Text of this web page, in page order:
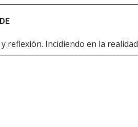
reflexión. Incidiendo en la realidad